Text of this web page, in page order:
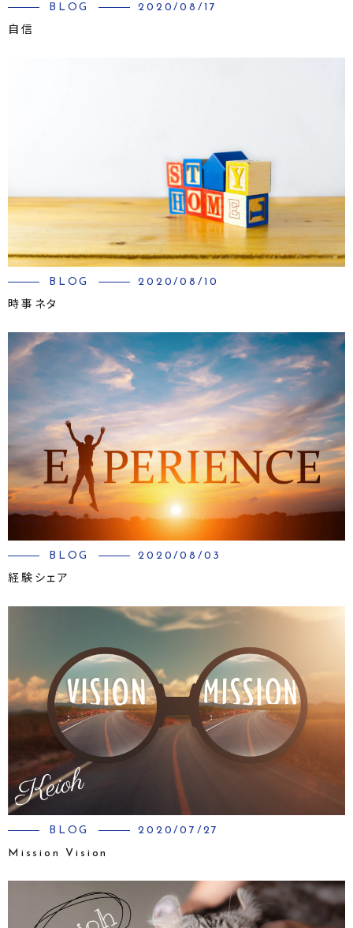
BLOG
2020/08/17
自信
BLOG
2020/08/10
時事ネタ
BLOG
2020/08/03
経験シェア
BLOG
2020/07/27
Mission Vision